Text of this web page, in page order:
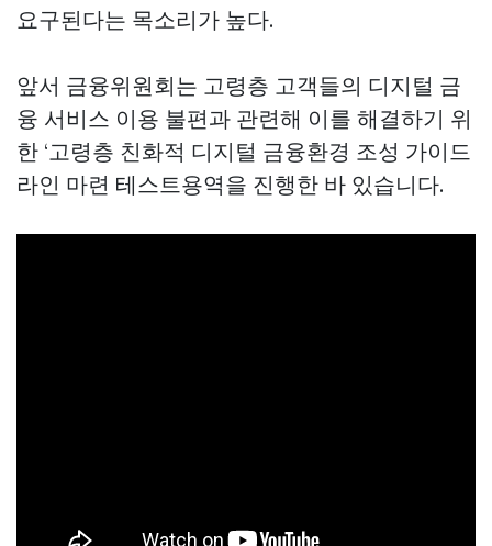
요구된다는 목소리가 높다.
앞서 금융위원회는 고령층 고객들의 디지털 금
융 서비스 이용 불편과 관련해 이를 해결하기 위
한 ‘고령층 친화적 디지털 금융환경 조성 가이드
라인 마련 테스트용역을 진행한 바 있습니다.